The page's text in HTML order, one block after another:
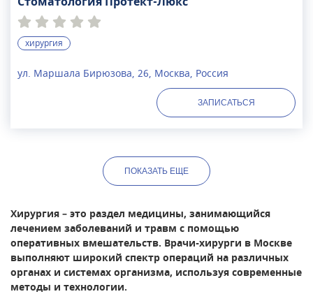
хирургия
ул. Маршала Бирюзова, 26, Москва, Россия
ЗАПИСАТЬСЯ
ПОКАЗАТЬ ЕЩЕ
Хирургия – это раздел медицины, занимающийся
лечением заболеваний и травм с помощью
оперативных вмешательств. Врачи-хирурги в Москве
выполняют широкий спектр операций на различных
органах и системах организма, используя современные
методы и технологии.